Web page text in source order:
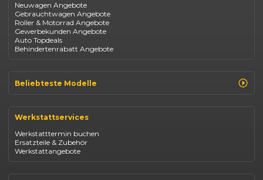
Neuwagen Angebote
Gebrauchtwagen Angebote
Roller & Motorrad Angebote
Gewerbekunden Angebote
Auto Topdeals
Behindertenrabatt Angebote
Beliebteste Modelle
Opel Corsa
Fiat 500
Dacia Duster
Dacia Sandero
Jeep Compass
Werkstattservices
Werkstatttermin buchen
Ersatzteile & Zubehör
Werkstattangebote